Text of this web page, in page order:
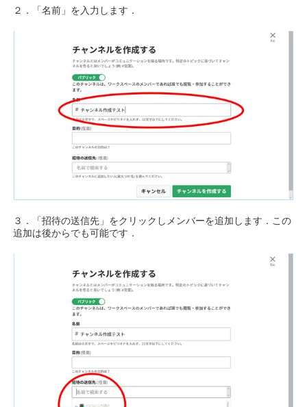
２．「名前」を入力します．
３．「招待の送信先」をクリックしメンバーを追加します．この
追加は後からでも可能です．